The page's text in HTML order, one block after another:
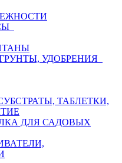
УДОБРЕНИЯ
ТАБЛЕТКИ,
ДЛЯ САДОВЫХ